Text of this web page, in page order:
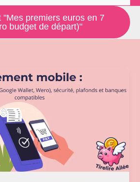
"Mes premiers euros en 7
budget de départ)"